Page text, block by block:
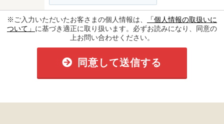
※ご入力いただいたお客さまの個人情報は、
「個人情報の取扱いに
ついて」 に基づき適正に取り扱います。必ずお読みになり、同意の
上お問い合わせください。
同意して送信する